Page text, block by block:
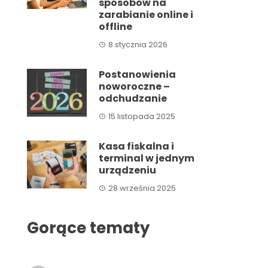
zarabianie online i
offline
8 stycznia 2026
Postanowienia
noworoczne –
odchudzanie
15 listopada 2025
Kasa fiskalna i
terminal w jednym
urządzeniu
28 września 2025
Gorące tematy